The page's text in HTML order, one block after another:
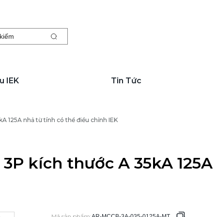
IEK Tin Tức
125A nhả từ tính có thể điều chỉnh IEK
3P kích thước A 35kA